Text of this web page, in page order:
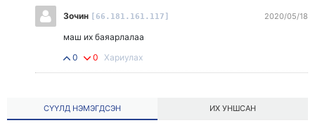
Зочин [66.181.161.117] 2020/05/18
маш их баяарлалаа
0
0 Хариулах
СҮҮЛД НЭМЭГДСЭН ИХ УНШСАН